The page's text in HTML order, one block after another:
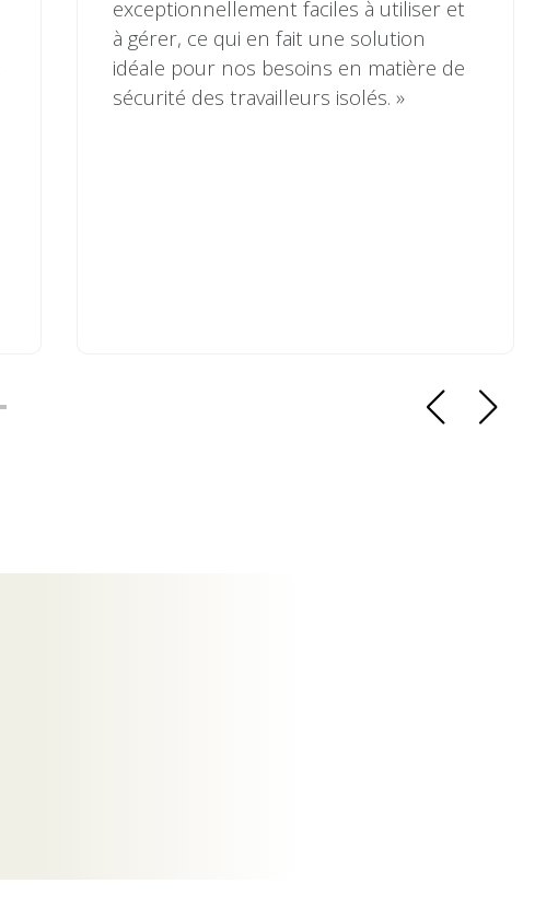
exceptionnellement faciles à utiliser et
à gérer, ce qui en fait une solution
idéale pour nos besoins en matière de
sécurité des travailleurs isolés. »